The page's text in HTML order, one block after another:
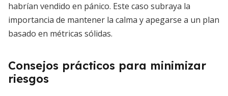
habrían vendido en pánico. Este caso subraya la
importancia de mantener la calma y apegarse a un plan
basado en métricas sólidas.
Consejos prácticos para minimizar
riesgos